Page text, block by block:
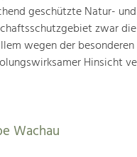
geschützte Natur-
zwar
wegen der
Hinsicht
Wachau